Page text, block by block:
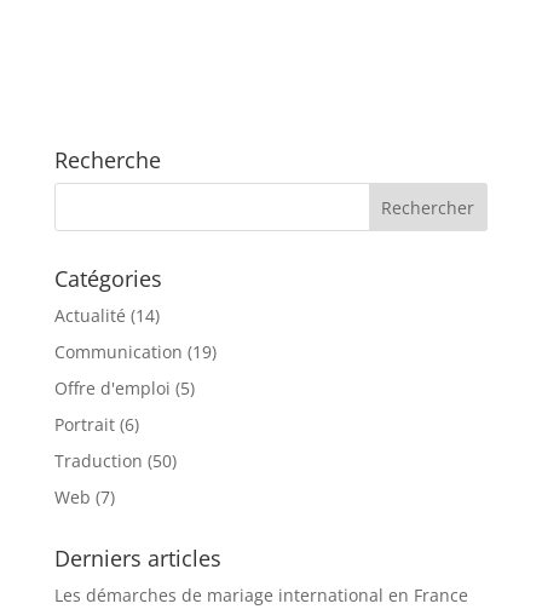
Recherche
Catégories
Actualité (14)
Communication (19)
Offre d'emploi (5)
Portrait(6)
Traduction (50)
Web (7)
Derniers articles
Les démarches de mariage international en France